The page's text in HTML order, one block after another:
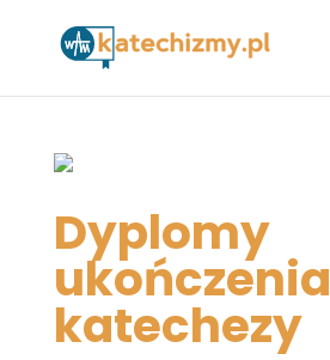
Dyplomy
ukończenia
katechezy